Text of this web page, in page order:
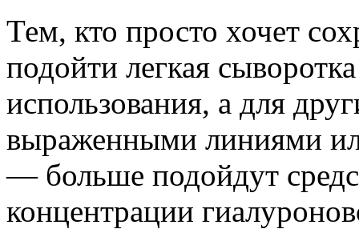
Тем, кто просто хочет
подойти легкая
использования, а для
выраженными линиями
— больше подойдут
концентрации